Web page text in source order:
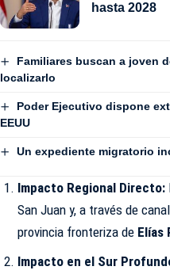
hasta 2028
Familiares buscan a joven
localizarlo
Poder Ejecutivo dispone
EEUU
Un expediente migratorio
Impacto Regional Directo:
San Juan y, a través de
provincia fronteriza de Elías
Impacto en el Sur